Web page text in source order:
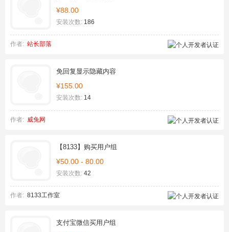
¥88.00
安装次数: 186
作者: 站长部落
免回复显示隐藏内容
¥155.00
安装次数: 14
作者: 威兔网
【8133】购买用户组
¥50.00 - 80.00
安装次数: 42
作者: 8133工作室
支付宝微信买用户组